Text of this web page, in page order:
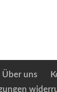
Über uns